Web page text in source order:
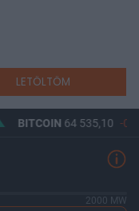
LETÖLTÖM
BITCOIN 64 535,10 -
2000 MW